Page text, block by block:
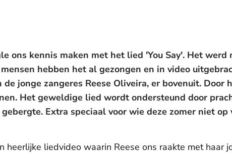
ons kennis maken met het lied 'You Say'. Het
hebben het al gezongen en in video
jonge zangeres Reese Oliveira, er bovenuit. Door
Het geweldige lied wordt ondersteund door
Extra speciaal voor wie deze zomer niet op
heerlijke liedvideo waarin Reese ons raakte met haar